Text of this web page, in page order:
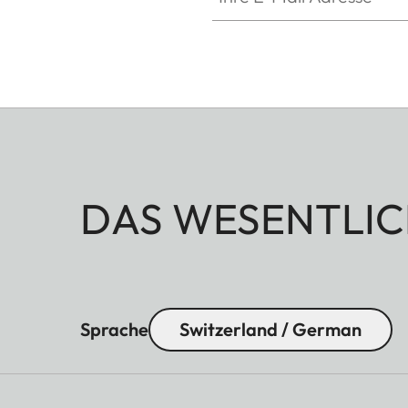
DAS
Sprache Switzerland / German